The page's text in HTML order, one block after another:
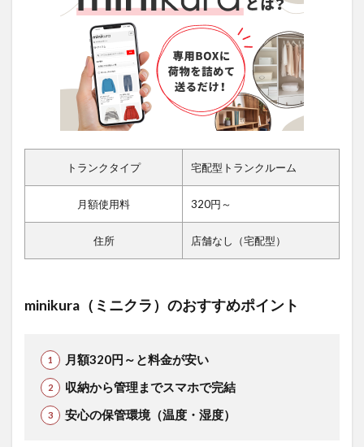
トランクタイプ 宅配型トランクルーム
月額使用料 320円～
住所 店舗なし（宅配型）
minikura（ミニクラ）のおすすめポイント
月額320円～と料金が安い
収納から管理までスマホで完結
安心の保管環境（温度・湿度）